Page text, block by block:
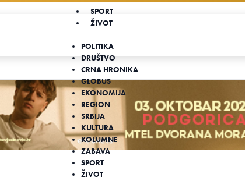
SPORT
ŽIVOT
POLITIKA
DRUŠTVO
CRNA HRONIKA
GLOBUS
EKONOMIJA
REGION
SRBIJA
KULTURA
KOLUMNE
ZABAVA
SPORT
ŽIVOT